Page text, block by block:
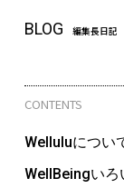
BLOG 編集長日記
CONTENTS
Welluluについ
WellBeingいろ